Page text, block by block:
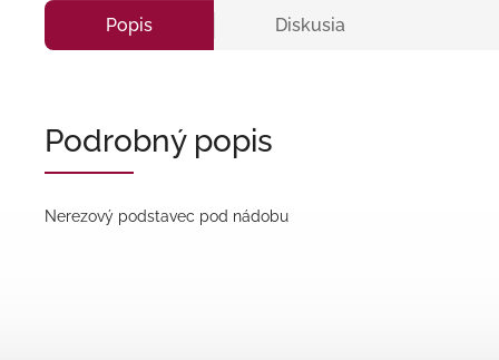
Popis Diskusia
Podrobný popis
Nerezový podstavec pod nádobu